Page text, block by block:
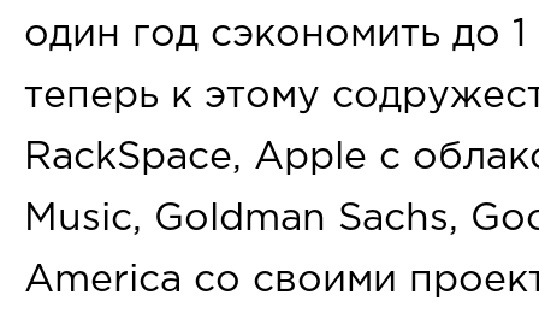
один год сэкономить до
теперь к этому
RackSpace, Apple с
Music, Goldman Sachs,
America со своими